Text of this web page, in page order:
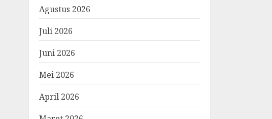
Agustus 2026
Juli 2026
Juni 2026
Mei 2026
April 2026